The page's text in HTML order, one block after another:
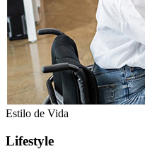
Estilo de Vida
Lifestyle